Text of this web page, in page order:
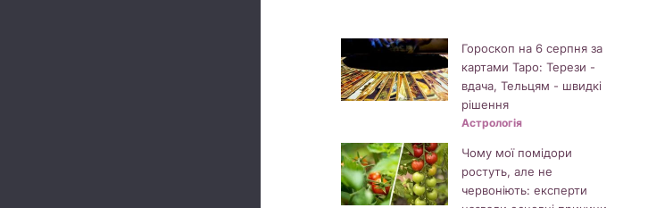
Гороскоп на 6 серпня за
картами Таро: Терези -
вдача, Тельцям - швидкі
рішення
Астрологія
Чому мої помідори
ростуть, але не
червоніють: експерти